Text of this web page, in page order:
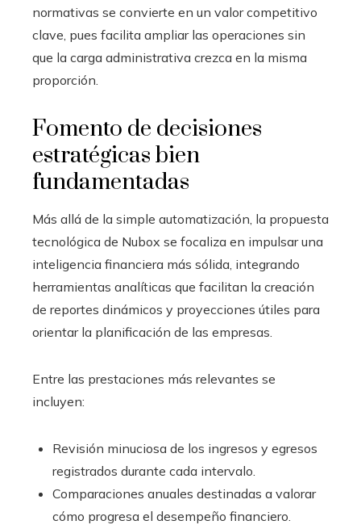
normativas se convierte en un valor competitivo
clave, pues facilita ampliar las operaciones sin
que la carga administrativa crezca en la misma
proporción.
Fomento de decisiones
estratégicas bien
fundamentadas
Más allá de la simple automatización, la propuesta
tecnológica de Nubox se focaliza en impulsar una
inteligencia financiera más sólida, integrando
herramientas analíticas que facilitan la creación
de reportes dinámicos y proyecciones útiles para
orientar la planificación de las empresas.
Entre las prestaciones más relevantes se
incluyen:
Revisión minuciosa de los ingresos y egresos
registrados durante cada intervalo.
Comparaciones anuales destinadas a valorar
cómo progresa el desempeño financiero.